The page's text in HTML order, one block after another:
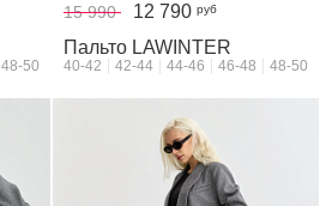
48-50
15 990 12 790 руб
Пальто LAWINTER
40-42 42-44 44-46 46-48 48-50